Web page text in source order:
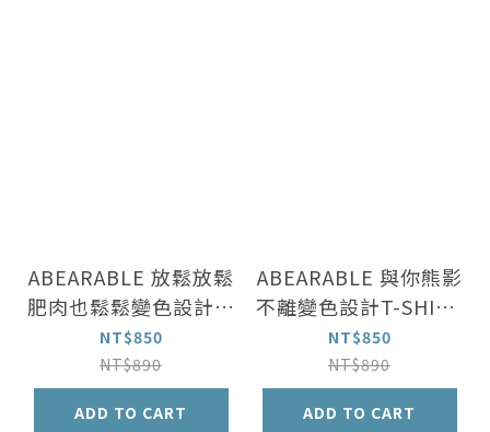
ABEARABLE 放鬆放鬆
肥肉也鬆鬆變色設計T-
SHIRT
NT$850
NT$890
ADD TO CART
ABEARABLE 與你熊影
不離變色設計T-SHIRT
[灰/白兩色]
NT$850
NT$890
ADD TO CART